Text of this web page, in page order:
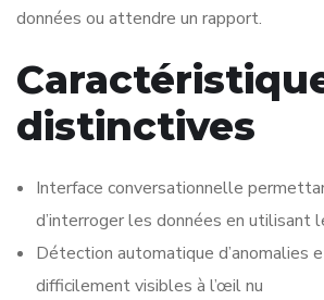
données ou attendre un rapport.
distinctives
Interface conversationnelle
d’interroger les données en utilisant
Détection automatique d’anomalies
difficilement visibles à l’œil nu